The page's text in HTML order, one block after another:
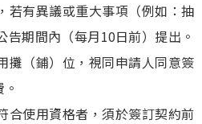
若有異議或重大事項（例如：抽
告期間內（每月10日前）提出。
攤（鋪）位，視同申請人同意簽
合使用資格者，須於簽訂契約前